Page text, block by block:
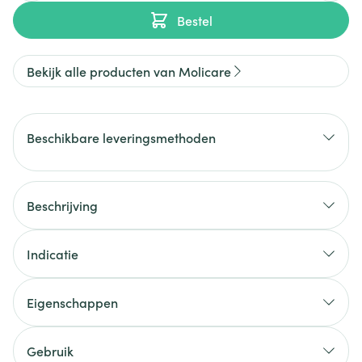
Bestel
Bekijk alle producten van Molicare
Beschikbare leveringsmethoden
Beschrijving
Indicatie
Eigenschappen
Gebruik